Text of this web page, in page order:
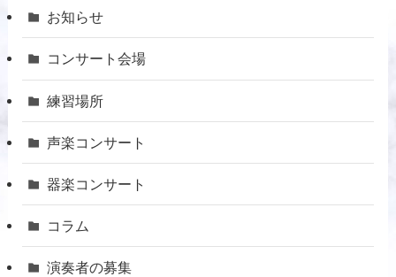
お知らせ
コンサート会場
練習場所
声楽コンサート
器楽コンサート
コラム
演奏者の募集